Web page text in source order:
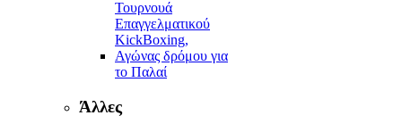
Τουρνουά
Επαγγελματικού
KickBoxing,
Αγώνας δρόμου για
το Παλαί
Άλλες